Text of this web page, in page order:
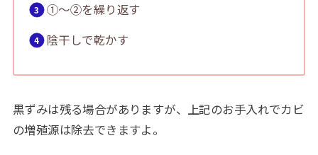
①～②を繰り返す
陰干しで乾かす
黒ずみは残る場合がありますが、上記のお手入れでカビ
の増殖源は除去できますよ。